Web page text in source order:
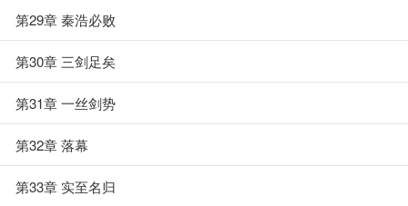
第29章 秦浩必败
第30章 三剑足矣
第31章 一丝剑势
第32章 落幕
第33章 实至名归